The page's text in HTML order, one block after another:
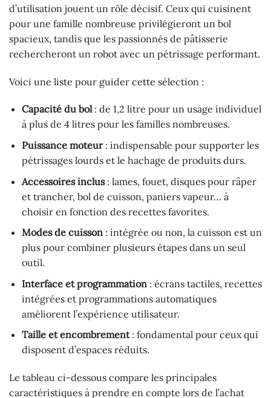
d’utilisation jouent un rôle décisif. Ceux qui cuisinent
pour une famille nombreuse privilégieront un bol
spacieux, tandis que les passionnés de pâtisserie
rechercheront un robot avec un pétrissage performant.
Voici une liste pour guider cette sélection :
Capacité du bol: de 1,2 litre pour un usage individuel
à plus de 4 litres pour les familles nombreuses.
Puissance moteur: indispensable pour supporter les
pétrissages lourds et le hachage de produits durs.
Accessoires inclus: lames, fouet, disques pour râper
et trancher, bol de cuisson, paniers vapeur… à
choisir en fonction des recettes favorites.
Modes de cuisson: intégrée ou non, la cuisson est un
plus pour combiner plusieurs étapes dans un seul
outil.
Interface et programmation: écrans tactiles, recettes
intégrées et programmations automatiques
améliorent l’expérience utilisateur.
Taille et encombrement: fondamental pour ceux qui
disposent d’espaces réduits.
Le tableau ci-dessous compare les principales
caractéristiques à prendre en compte lors de l’achat